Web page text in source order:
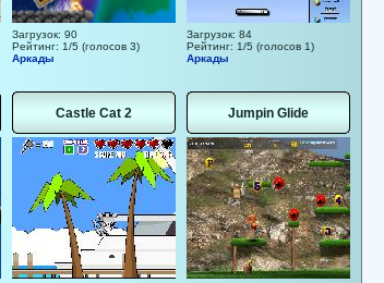
Загрузок: 90
Рейтинг: 1/5 (голосов 3)
Аркады
Загрузок: 84
Рейтинг: 1/5 (голосов 1)
Аркады
Castle Cat 2 Jumpin Glide